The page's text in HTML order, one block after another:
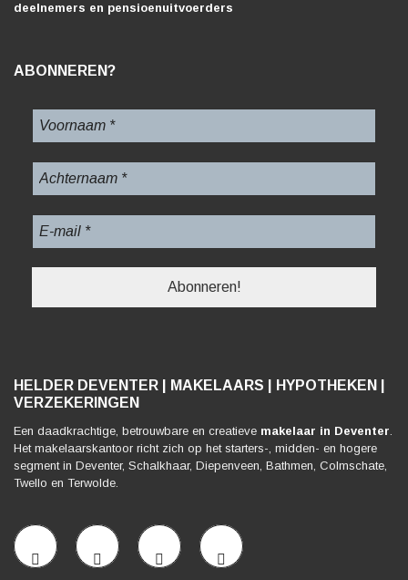
deelnemers en pensioenuitvoerders
ABONNEREN?
HELDER DEVENTER | MAKELAARS | HYPOTHEKEN |
VERZEKERINGEN
Een daadkrachtige, betrouwbare en creatieve makelaar in Deventer.
Het makelaarskantoor richt zich op het starters-, midden- en hogere
segment in Deventer, Schalkhaar, Diepenveen, Bathmen, Colmschate,
Twello en Terwolde.